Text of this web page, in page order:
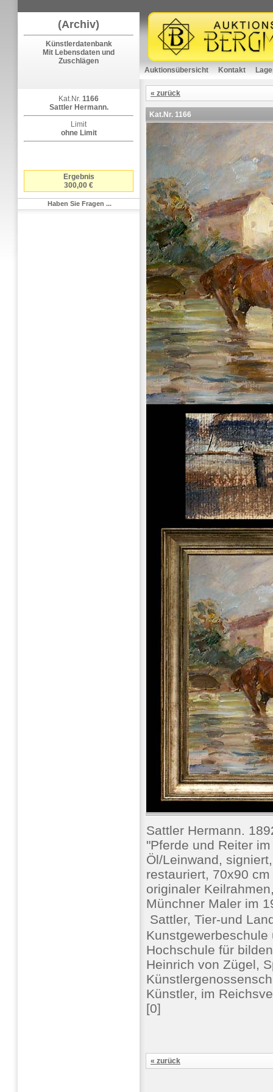
(Archiv)
Künstlerdatenbank
Mit Lebensdaten und
Zuschlägen
Kat.Nr. 1166
Sattler Hermann.
Limit
ohne Limit
Ergebnis
300,00 €
Haben Sie Fragen ...
Auktionsübersicht Kontakt
« zurück
Kat.Nr. 1166
Sattler Hermann.
"Pferde und Reiter
Öl/Leinwand,
restauriert, 70x90
originaler
Münchner Maler im
Sattler, Tier-und
Hochschule für
Heinrich von Zügel,
Künstler, im
[0]
« zurück